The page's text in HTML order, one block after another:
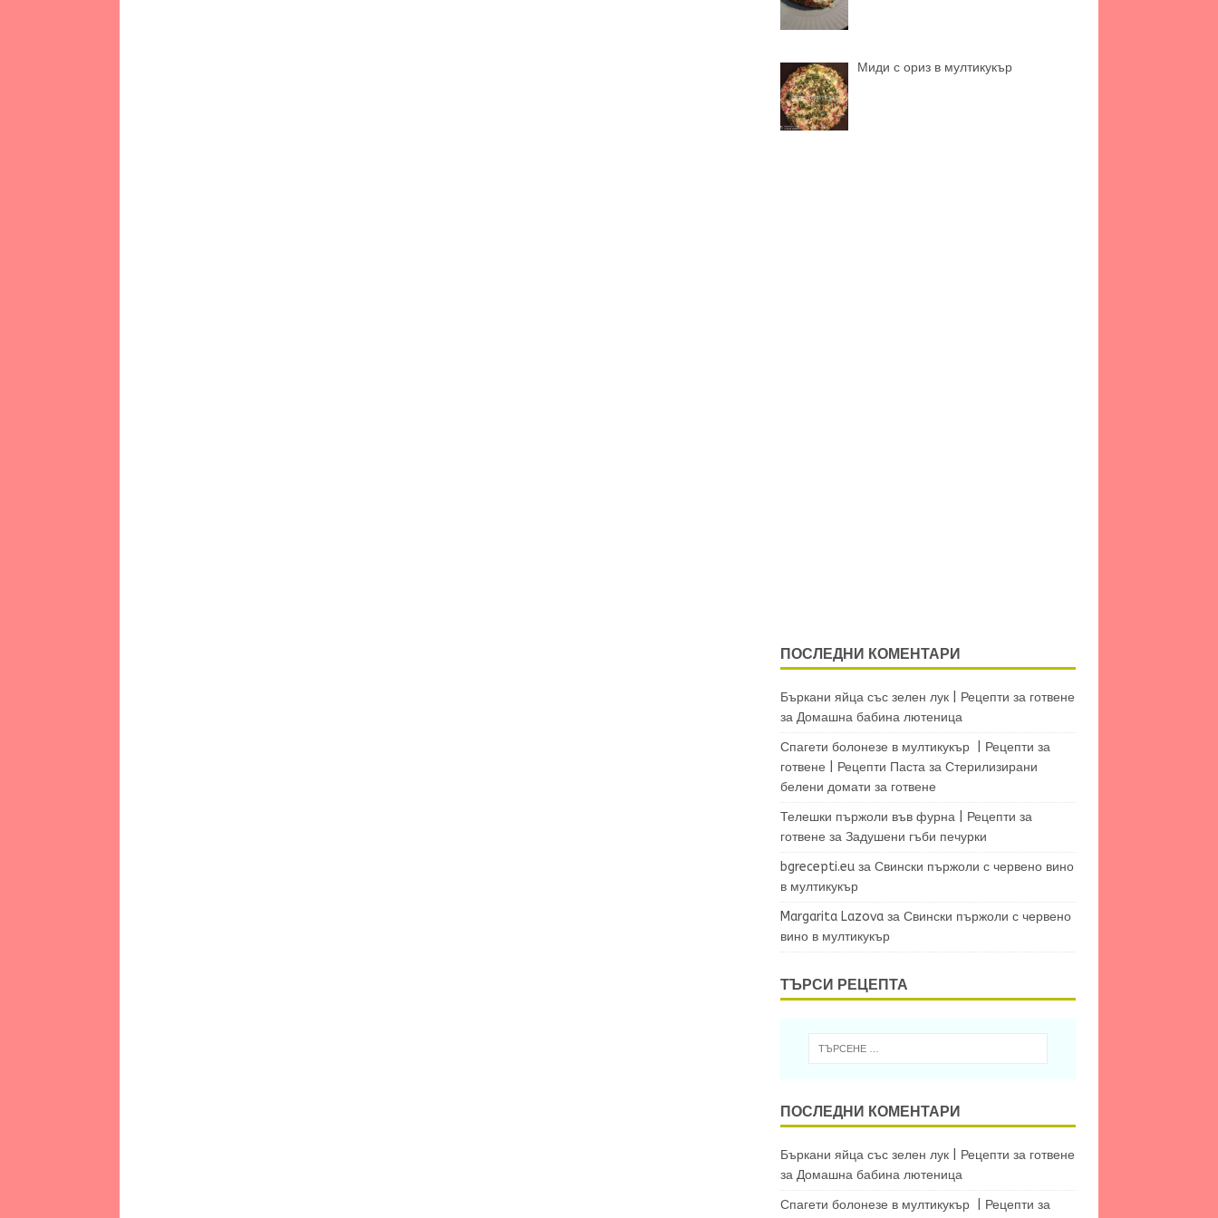
Миди с ориз в мултикукър
ПОСЛЕДНИ КОМЕНТАРИ
Бъркани яйца със зелен лук | Рецепти за готвене
за Домашна бабина лютеница
Спагети болонезе в мултикукър | Рецепти за
готвене | Рецепти Пастаза Стерилизирани
белени домати за готвене
Телешки пържоли във фурна | Рецепти за
готвене за Задушени гъби печурки
bgrecepti.euза Свински пържоли с червено вино
в мултикукър
Margarita Lazovaза Свински пържоли с червено
вино в мултикукър
ТЪРСИ РЕЦЕПТА
ПОСЛЕДНИ КОМЕНТАРИ
Бъркани яйца със зелен лук | Рецепти за готвене
за Домашна бабина лютеница
Спагети болонезе в мултикукър | Рецепти за